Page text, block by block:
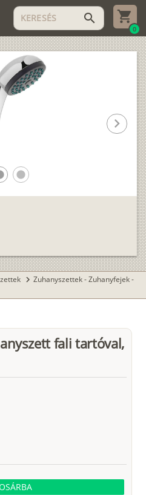
search
0
lens
chevron_right
chevron_right Zuhanyszettek - Zuhanyfejek -
fali tartóval,